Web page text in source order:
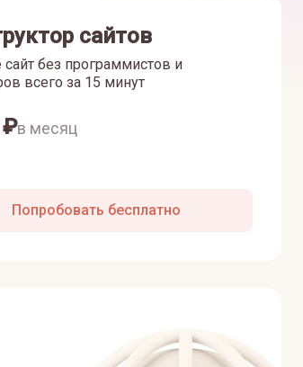
сайтов
сайт без программистов и
всего за 15 минут
₽в месяц
Попробовать бесплатно